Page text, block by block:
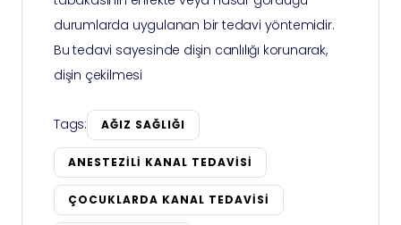
durumlarda uygulanan bir tedavi yöntemidir.
Bu tedavi sayesinde dişin canlılığı korunarak,
dişin çekilmesi
Tags: AĞIZ SAĞLIĞI
ANESTEZILI KANAL TEDAVISI
ÇOCUKLARDA KANAL TEDAVISI